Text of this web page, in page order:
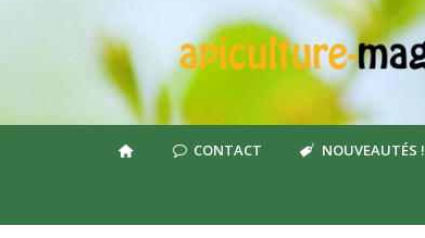
CONTACT NOUVEAUTÉS !